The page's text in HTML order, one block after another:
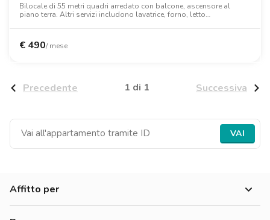
Bilocale di 55 metri quadri arredato con balcone, ascensore al
piano terra. Altri servizi includono lavatrice, forno, letto
€ 490/ mese
Precedente 1 di 1 Successiva
VAI
Affitto per
Donne